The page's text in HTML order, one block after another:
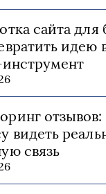
сайта для
идею
отзывов:
видеть
связь